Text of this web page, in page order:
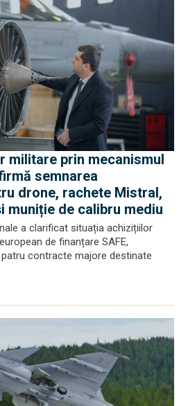
militare prin mecanismul
semnarea
drone, rachete Mistral,
muniție de calibru mediu
a clarificat situația achizițiilor
de finanțare SAFE,
contracte majore destinate